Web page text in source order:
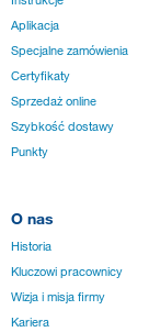
Aplikacja
Specjalne zamówienia
Certyfikaty
Sprzedaż online
Szybkość dostawy
Punkty
O nas
Historia
Kluczowi pracownicy
Wizja i misja firmy
Kariera